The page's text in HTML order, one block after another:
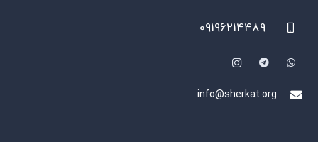
09196214489
info@sherkat.org